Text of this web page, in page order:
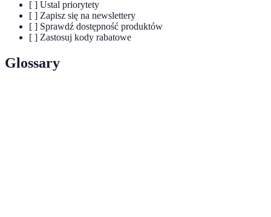
[ ] Ustal priorytety
[ ] Zapisz się na newslettery
[ ] Sprawdź dostępność produktów
[ ] Zastosuj kody rabatowe
Glossary